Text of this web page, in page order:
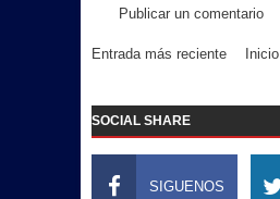
Publicar un comentario
Entrada más reciente Inicio
SOCIAL SHARE
SIGUENOS